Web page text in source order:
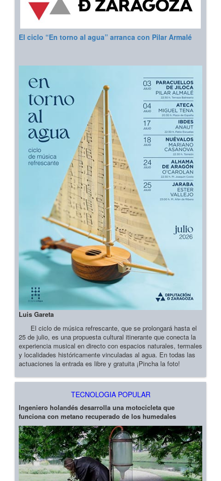
El ciclo “En torno al agua” arranca con Pilar Armalé
Luis Gareta
El ciclo de música refrescante, que se prolongará hasta el
25 de julio, es una propuesta cultural itinerante que conecta la
experiencia musical en directo con espacios naturales, termales
y localidades históricamente vinculadas al agua. En todas las
actuaciones la entrada es libre y gratuita ¡Pincha la foto!
TECNOLOGIA POPULAR
Ingeniero holandés desarrolla una motocicleta que
funciona con metano recuperado de los humedales